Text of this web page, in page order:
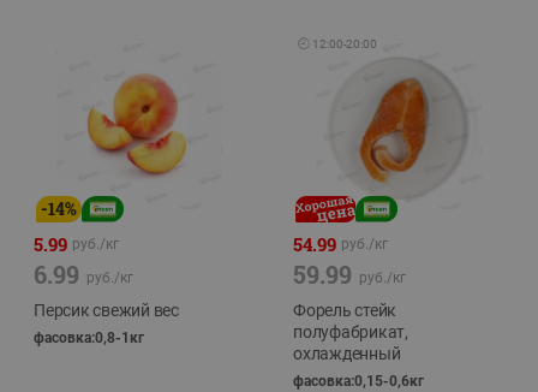
-14%
5.99 руб./кг
6.99 руб./кг
Персик свежий вес
фасовка:0,8-1кг
🕘 12:00-20:00
54.99 руб./кг
59.99 руб./кг
Форель стейк
полуфабрикат,
охлажденный
фасовка:0,15-0,6кг